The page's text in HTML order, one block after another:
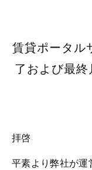
賃貸ポータル
了および最
拝啓
平素より弊社が運